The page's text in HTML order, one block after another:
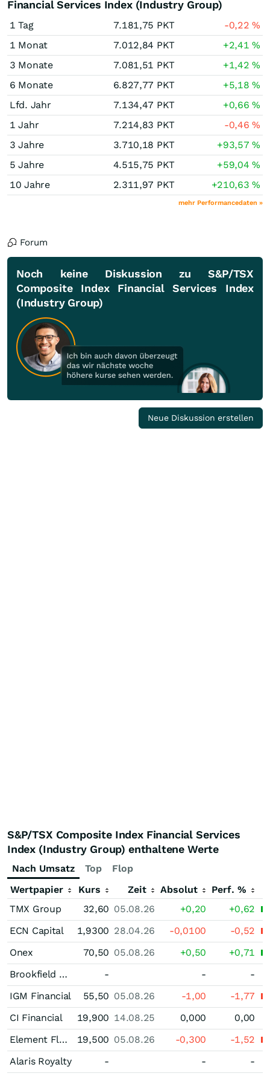
Financial Services Index (Industry Group)
1 Tag 7.181,75 PKT -0,22%
1 Monat
7.012,84 PKT +2,41%
3 Monate
7.081,51 PKT +1,42%
6 Monate
6.827,77 PKT +5,18%
Lfd. Jahr
7.134,47 PKT +0,66%
1 Jahr
7.214,83 PKT -0,46%
3 Jahre
3.710,18 PKT +93,57%
5 Jahre
4.515,75 PKT +59,04%
10 Jahre
2.311,97 PKT +210,63%
mehr Performancedaten »
Forum
Noch keine Diskussion zu S&P/TSX
Composite Index Financial Services Index
(Industry Group)
Neue Diskussion erstellen
S&P/TSX Composite Index Financial Services
Index (Industry Group) enthaltene Werte
Nach Umsatz Top
Flop
Wertpapier
Kurs Zeit Absolut
Perf. %
TMX Group
32,60 05.08.26 +0,20
+0,62
ECN Capital
1,9300 28.04.26 -0,0100
-0,52
Onex
70,50 05.08.26 +0,50
+0,71
Brookfield Asset Management Registered (A)
- -
-
IGM Financial
55,50 05.08.26 -1,00
-1,77
CI Financial
19,900 14.08.25 0,000
0,00
Element Fleet Management
19,500 05.08.26 -0,300
-1,52
Alaris Royalty
- - -